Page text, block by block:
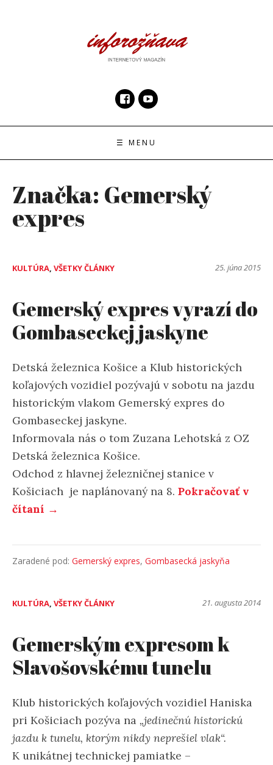
☰ MENU
Značka: Gemerský
expres
KULTÚRA, VŠETKY ČLÁNKY 25. júna 2015
Gemerský expres vyrazí do
Gombaseckej jaskyne
Detská železnica Košice a Klub historických
koľajových vozidiel pozývajú v sobotu na jazdu
historickým vlakom Gemerský expres do
Gombaseckej jaskyne.
Informovala nás o tom Zuzana Lehotská z OZ
Detská železnica Košice.
Odchod z hlavnej železničnej stanice v
Košiciach je naplánovaný na 8. Pokračovať v
čítaní →
Zaradené pod: Gemerský expres, Gombasecká jaskyňa
KULTÚRA, VŠETKY ČLÁNKY 21. augusta 2014
Gemerským expresom k
Slavošovskému tunelu
Klub historických koľajových vozidiel Haniska
pri Košiciach pozýva na „jedinečnú historickú
jazdu k tunelu, ktorým nikdy neprešiel vlak“.
K unikátnej technickej pamiatke –